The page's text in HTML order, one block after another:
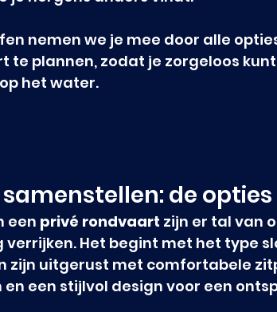
nemen we je mee door alle
te plannen, zodat je zorgeloos
het water.
de opties
een privé rondvaart zijn er tal van
verrijken. Het begint met het type
zijn uitgerust met comfortabele
een stijlvol design voor een